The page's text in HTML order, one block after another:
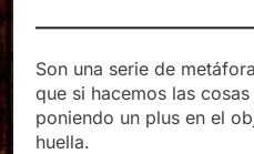
Son una serie de
que si hacemos las
poniendo un plus en el
huella.